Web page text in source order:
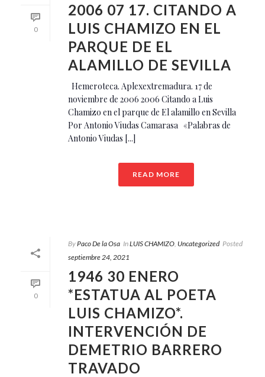
0
2006 07 17. CITANDO A
LUIS CHAMIZO EN EL
PARQUE DE EL
ALAMILLO DE SEVILLA
Hemeroteca. Aplexextremadura. 17 de
noviembre de 2006 2006 Citando a Luis
Chamizo en el parque de El alamillo en Sevilla
Por Antonio Viudas Camarasa «Palabras de
Antonio Viudas [...]
READ MORE
0
ByPaco De la Osa InLUIS CHAMIZO Uncategorized Posted
septiembre 24, 2021
1946 30 ENERO
*ESTATUA AL POETA
LUIS CHAMIZO*.
INTERVENCIÓN DE
DEMETRIO BARRERO
TRAVADO